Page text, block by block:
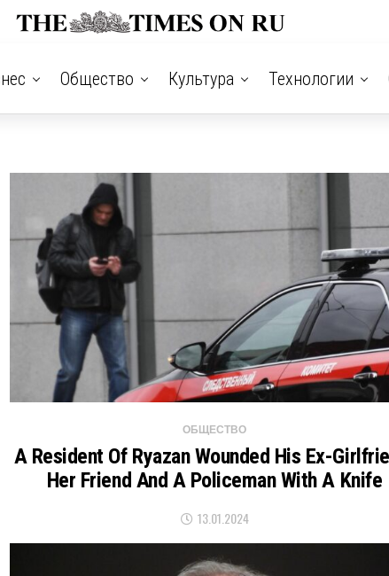
Общество Культура Технологии
ОБЩЕСТВО
A Resident Of Ryazan Wounded His Ex-
Her Friend And A Policeman With A Knife
13.01.2024